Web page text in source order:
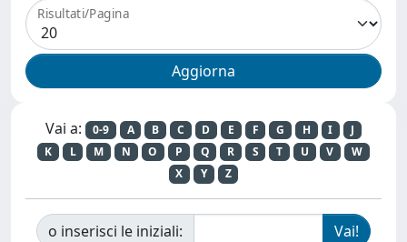
Risultati/Pagina
Vai a: 0-9 A B C D E F G H I
J
K
L M N O P Q R S T U V
W
X
Y Z
o inserisci le iniziali: